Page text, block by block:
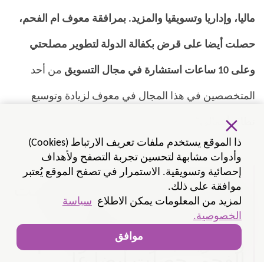
ماليا، وإداريا وتسويقيا والمزيد. بمرافقة معوف ام الفحم،
حصلت أيضا على قرض بكفالة الدولة لتطوير مصلحتي
وعلى 10 ساعات استشارة في مجال التسويق من أحد
المتخصصين في هذا المجال في معوف لزيادة وتوسيع
نطاق أعمالي". ​
شاركت في دورة "ابدأ
مشروعك". في الدورة تعلمت
الكثير حول إدارة المصلحة
ماليا، وإداريا وتسويقيا
والمزيد. بمرافقة معوف ام
ذا الموقع يستخدم ملفات تعريف الارتباط (Cookies)
وأدوات مشابهة لتحسين تجربة التصفح ولأهداف
إحصائية وتسويقية. الاستمرار في تصفح الموقع يُعتبر
موافقة على ذلك.
لمزيد من المعلومات يمكن الاطلاع سياسة
الخصوصية.
موافق